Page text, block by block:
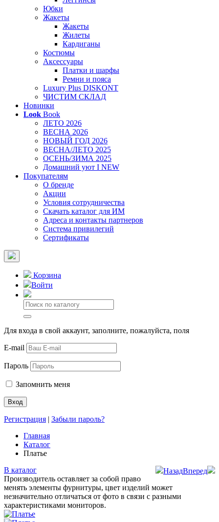
Юбки
Жакеты
Жакеты
Жилеты
Кардиганы
Костюмы
Аксессуары
Платки и шарфы
Ремни и пояса
Luxury Plus DISKONT
ЧИСТИМ СКЛАД
Новинки
Look Book
ЛЕТО 2026
ВЕСНА 2026
НОВЫЙ ГОД 2026
ВЕСНА/ЛЕТО 2025
ОСЕНЬ/ЗИМА 2025
Домашний уют I NEW
Покупателям
О бренде
Акции
Условия сотрудничества
Скачать каталог для ИМ
Адреса и контакты партнеров
Система привилегий
Сертификаты
Корзина
Войти
Для входа в свой аккаунт, заполните, пожалуйста, поля
E-mail
Пароль
Запомнить меня
Регистрация | Забыли пароль?
Главная
Каталог
Платье
В каталог
Вперед
Назад
Производитель оставляет за собой право
менять элементы фурнитуры, цвет изделий может
незначительно отличаться от фото в связи с разными
характеристиками мониторов.